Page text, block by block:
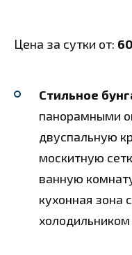
Цена за сутки от:
Стильное
панорамными
двуспальную
москитную
ванную
кухонная зона